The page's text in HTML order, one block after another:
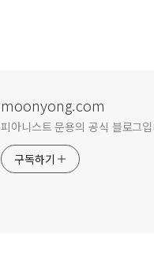
moonyong.com
피아니스트 문용의 공식 블로그
구독하기